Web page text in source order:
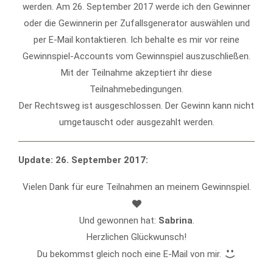
werden. Am 26. September 2017 werde ich den Gewinner
oder die Gewinnerin per Zufallsgenerator auswählen und
per E-Mail kontaktieren. Ich behalte es mir vor reine
Gewinnspiel-Accounts vom Gewinnspiel auszuschließen.
Mit der Teilnahme akzeptiert ihr diese
Teilnahmebedingungen.
Der Rechtsweg ist ausgeschlossen. Der Gewinn kann nicht
umgetauscht oder ausgezahlt werden.
Update: 26. September 2017:
Vielen Dank für eure Teilnahmen an meinem Gewinnspiel.
Und gewonnen hat: Sabrina.
Herzlichen Glückwunsch!
Du bekommst gleich noch eine E-Mail von mir.